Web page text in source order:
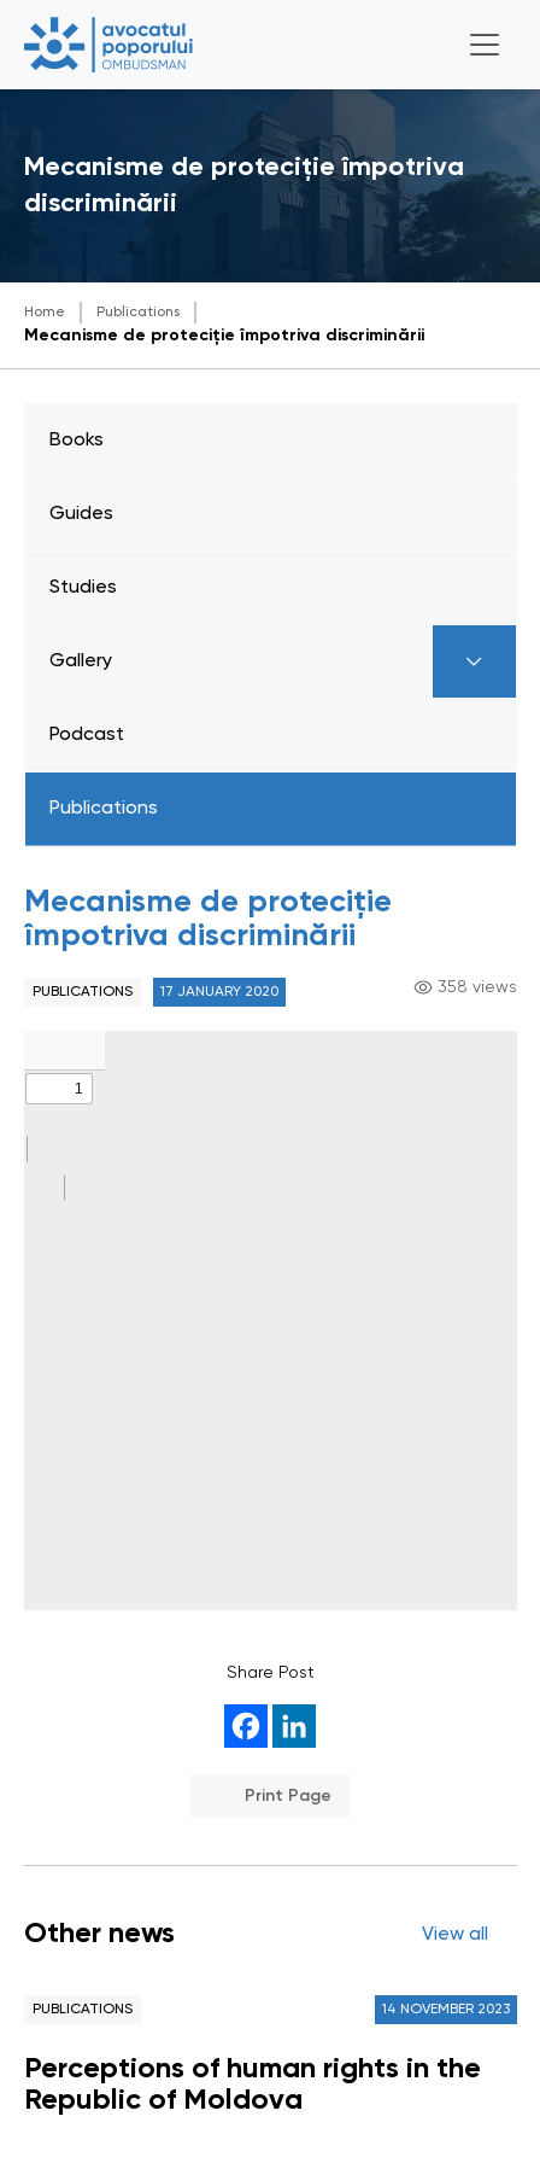
Mecanisme de proteciție împotriva
discriminării
Home Publications
Mecanisme de proteciție împotriva discriminării
Mecanisme de proteciție
împotriva discriminării
PUBLICATIONS 17 JANUARY 2020 358 views
Share Post
Print Page
Other news View all
PUBLICATIONS 14 NOVEMBER 2023
Perceptions of human rights in the
Republic of Moldova
Books
Guides
Studies
Gallery
Podcast
Publications